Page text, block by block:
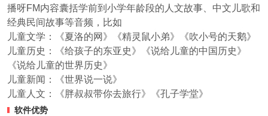
播呀FM内容囊括学前到小学年龄段的人文故事、中文儿歌和
经典民间故事等音频，比如
儿童文学：《夏洛的网》《精灵鼠小弟》《吹小号的天鹅》
儿童历史：《给孩子的东亚史》《说给儿童的中国历史》
《说给儿童的世界历史》
儿童新闻：《世界说一说》
儿童人文：《胖叔叔带你去旅行》《孔子学堂》
软件优势